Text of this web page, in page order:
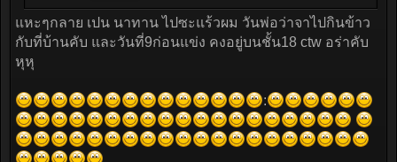
แหะๆกลาย เปน นาทาน ไปซะแร้วผม วันพ่อว่าจาไปกินข้าว
กับที่บ้านคับ และวันที่9ก่อนแข่ง คงอยู่บนชั้น18 ctw อร่าคับ
หุหุ
: